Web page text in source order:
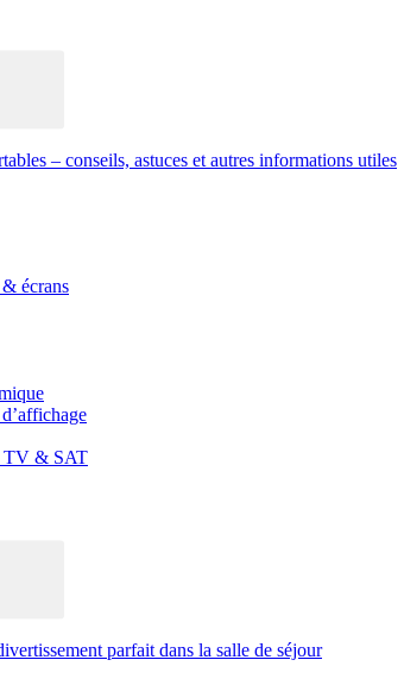
– conseils, astuces et autres informations utiles
écrans
TV & SAT
parfait dans la salle de séjour